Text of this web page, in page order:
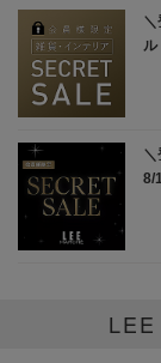
LEE